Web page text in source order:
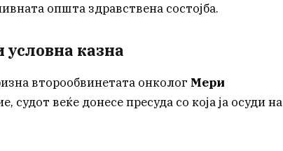
општа здравствена состојба.
казна
второобвинетата онколог Мери
судот веќе донесе пресуда со која ја осуди на